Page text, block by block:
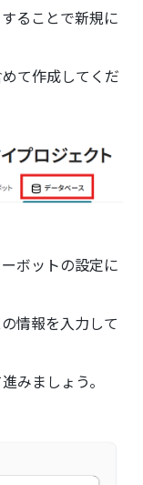
ることで新規に
て作成してくだ
ボットの設定に
情報を入力して
みましょう。